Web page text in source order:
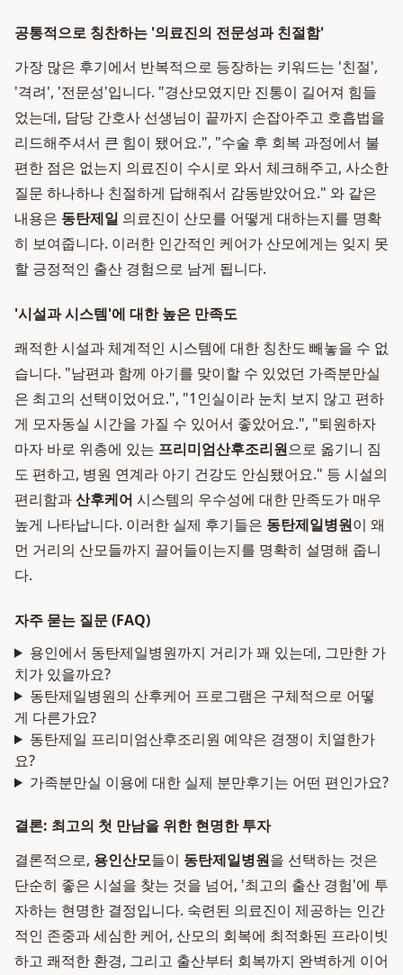
공통적으로 칭찬하는 '의료진의 전문성과 친절함'
가장 많은 후기에서 반복적으로 등장하는 키워드는 '친절',
'격려', '전문성'입니다. "경산모였지만 진통이 길어져 힘들
었는데, 담당 간호사 선생님이 끝까지 손잡아주고 호흡법을
리드해주셔서 큰 힘이 됐어요.", "수술 후 회복 과정에서 불
편한 점은 없는지 의료진이 수시로 와서 체크해주고, 사소한
질문 하나하나 친절하게 답해줘서 감동받았어요." 와 같은
내용은 동탄제일 의료진이 산모를 어떻게 대하는지를 명확
히 보여줍니다. 이러한 인간적인 케어가 산모에게는 잊지 못
할 긍정적인 출산 경험으로 남게 됩니다.
'시설과 시스템'에 대한 높은 만족도
쾌적한 시설과 체계적인 시스템에 대한 칭찬도 빼놓을 수 없
습니다. "남편과 함께 아기를 맞이할 수 있었던 가족분만실
은 최고의 선택이었어요.", "1인실이라 눈치 보지 않고 편하
게 모자동실 시간을 가질 수 있어서 좋았어요.", "퇴원하자
마자 바로 위층에 있는 프리미엄산후조리원으로 옮기니 짐
도 편하고, 병원 연계라 아기 건강도 안심됐어요." 등 시설의
편리함과산후케어 시스템의 우수성에 대한 만족도가 매우
높게 나타납니다. 이러한 실제 후기들은 동탄제일병원이 왜
먼 거리의 산모들까지 끌어들이는지를 명확히 설명해 줍니
다.
자주 묻는 질문 (FAQ)
용인에서 동탄제일병원까지 거리가 꽤 있는데, 그만한 가
치가 있을까요?
동탄제일병원의 산후케어 프로그램은 구체적으로 어떻
게 다른가요?
동탄제일 프리미엄산후조리원 예약은 경쟁이 치열한가
요?
가족분만실 이용에 대한 실제 분만후기는 어떤 편인가요?
결론: 최고의 첫 만남을 위한 현명한 투자
결론적으로, 용인산모들이 동탄제일병원을 선택하는 것은
단순히 좋은 시설을 찾는 것을 넘어, '최고의 출산 경험'에 투
자하는 현명한 결정입니다. 숙련된 의료진이 제공하는 인간
적인 존중과 세심한 케어, 산모의 회복에 최적화된 프라이빗
하고 쾌적한 환경, 그리고 출산부터 회복까지 완벽하게 이어